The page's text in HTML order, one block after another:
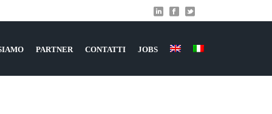
PARTNER CONTATTI JOBS